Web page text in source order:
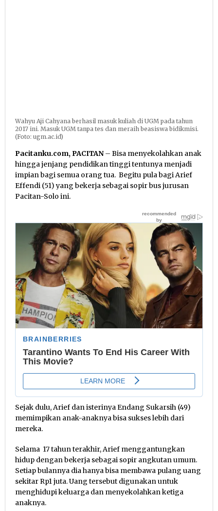
Wahyu Aji Cahyana berhasil masuk kuliah di UGM pada tahun
2017 ini. Masuk UGM tanpa tes dan meraih beasiswa bidikmisi.
(Foto: ugm.ac.id)
Pacitanku.com, PACITAN – Bisa menyekolahkan anak
hingga jenjang pendidikan tinggi tentunya menjadi
impian bagi semua orang tua. Begitu pula bagi Arief
Effendi (51) yang bekerja sebagai sopir bus jurusan
Pacitan-Solo ini.
Sejak dulu, Arief dan isterinya Endang Sukarsih (49)
memimpikan anak-anaknya bisa sukses lebih dari
mereka.
Selama 17 tahun terakhir, Arief menggantungkan
hidup dengan bekerja sebagai sopir angkutan umum.
Setiap bulannya dia hanya bisa membawa pulang uang
sekitar Rp1 juta. Uang tersebut digunakan untuk
menghidupi keluarga dan menyekolahkan ketiga
anaknya.